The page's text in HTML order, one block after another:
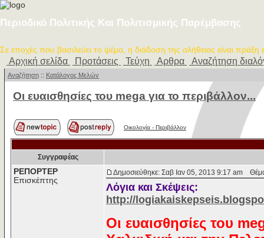
Περιοδικό Πολιτικής Και Πολιτισμικής Παρέμβασης
Σε εποχές που βασιλεύει το ψέμα, η διάδοση της αλήθειας είναι πράξη
Αρχική σελίδα Προτάσεις Τεύχη Αρθρα Αναζήτηση
Αναζήτηση :: Κατάλογος Μελών
Οι ευαισθησίες του mega για το περιβάλλον...
Οικολογία - Περιβάλλον
Συγγραφέας
ΡΕΠΟΡΤΕΡ
Επισκέπτης
Δημοσιεύθηκε: Σαβ Ιαν 05, 2013 9:17 am
Λόγια και Σκέψεις:
http://
Οι ευαισθησίες του